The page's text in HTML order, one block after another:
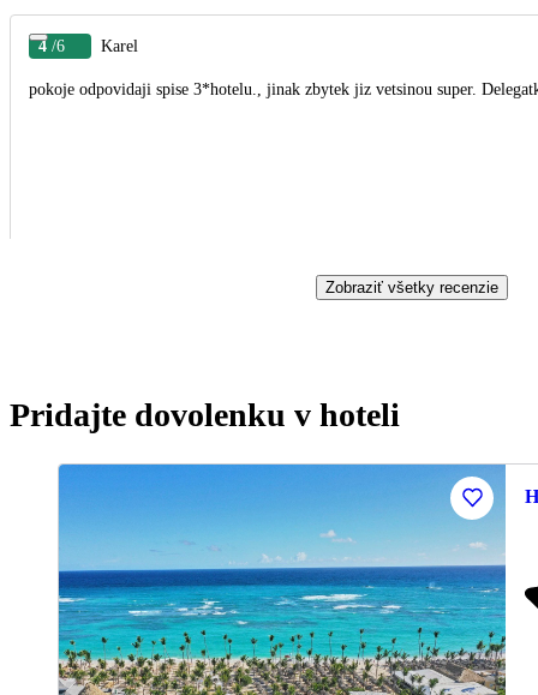
4 /6 Karel
pokoje odpovidaji spise 3*hotelu., jinak zbytek jiz vetsinou super.
Zobraziť všetky recenzie
Pridajte dovolenku v hoteli